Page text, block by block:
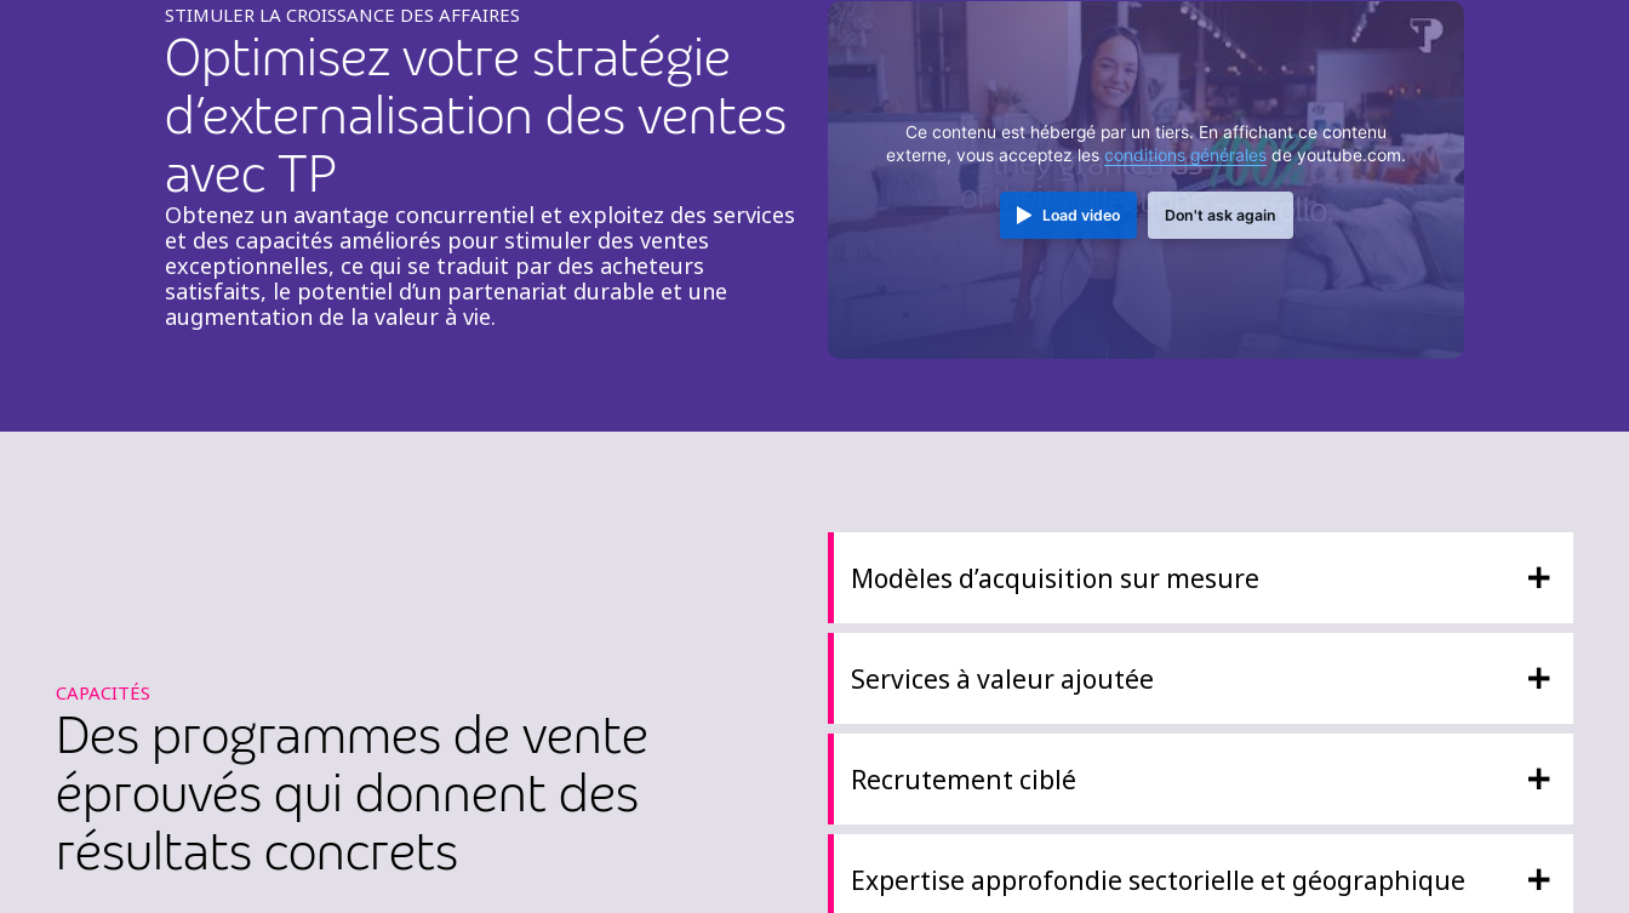
STIMULER LA CROISSANCE DES AFFAIRES
Optimisez votre stratégie
d’externalisation des ventes
avec TP
Obtenez un avantage concurrentiel et exploitez des services
et des capacités améliorés pour stimuler des ventes
exceptionnelles, ce qui se traduit par des acheteurs
satisfaits, le potentiel d’un partenariat durable et une
augmentation de la valeur à vie.
Ce contenu est hébergé par un tiers. En affichant ce contenu
externe, vous acceptez lesconditions générales de youtube.com.
Load video Don't ask again
CAPACITÉS
Des programmes de vente
éprouvés qui donnent des
résultats concrets
Modèles d’acquisition sur mesure +
Services à valeur ajoutée +
Recrutement ciblé +
Expertise approfondie sectorielle et géographique +